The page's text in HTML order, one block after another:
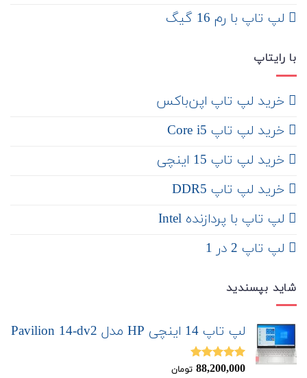
لپ تاپ با رم 16 گیگ
با رایتاپ
‌ خرید لپ تاپ اپن‌باکس
خرید لپ تاپ Core i5
‌‌ خرید لپ تاپ 15 اینچی
خرید لپ تاپ DDR5
لپ تاپ با پردازنده Intel
لپ تاپ 2 در 1
شاید بپسندید
لپ تاپ 14 اینچی HP مدل Pavilion 14-dv2
نمره5.00
88,200,000 تومان